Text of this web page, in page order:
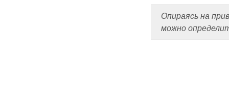
Опираясь на
можно